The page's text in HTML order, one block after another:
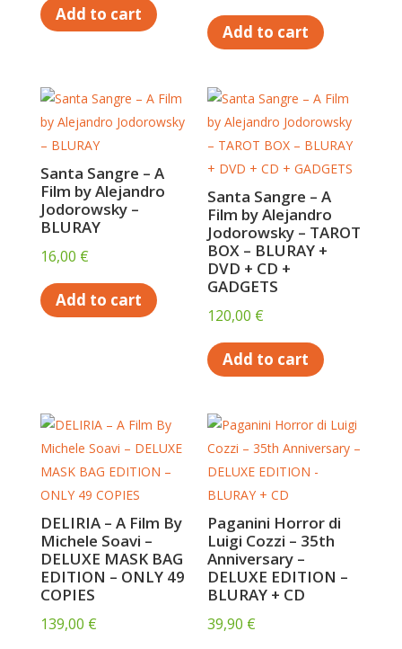
Add to cart
Add to cart
Santa Sangre – A
Film by Alejandro
Jodorowsky –
BLURAY
16,00 €
Add to cart
Santa Sangre – A
Film by Alejandro
Jodorowsky – TAROT
BOX – BLURAY +
DVD + CD +
GADGETS
120,00 €
Add to cart
DELIRIA – A Film By
Michele Soavi –
DELUXE MASK BAG
EDITION – ONLY 49
COPIES
139,00 €
Paganini Horror di
Luigi Cozzi – 35th
Anniversary –
DELUXE EDITION –
BLURAY + CD
39,90 €